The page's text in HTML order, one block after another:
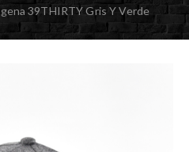
39THIRTY Gris Y Verde